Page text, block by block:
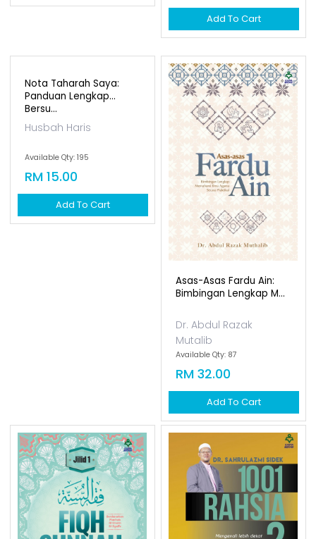
Add To Cart
Asas-Asas Fardu Ain:
Bimbingan Lengkap M...
Dr. Abdul Razak
Mutalib
Available Qty: 87
RM 32.00
Add To Cart